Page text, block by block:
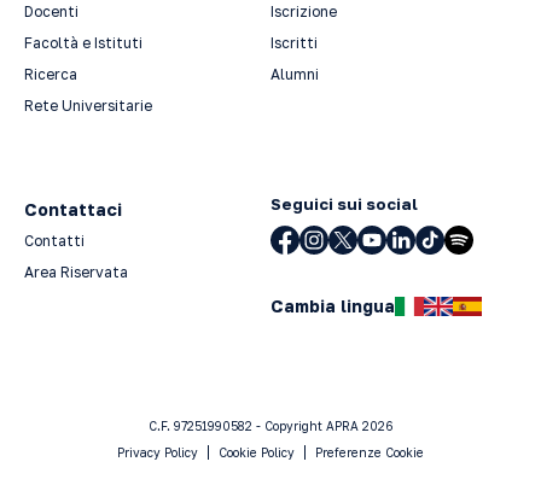
Docenti
Facoltà e Istituti
Ricerca
Rete Universitarie
Iscrizione
Iscritti
Alumni
Contattaci
Contatti
Area Riservata
Seguici sui social
Cambia lingua
C.F. 97251990582 - Copyright APRA 2026
Privacy Policy
Cookie Policy Preferenze Cookie